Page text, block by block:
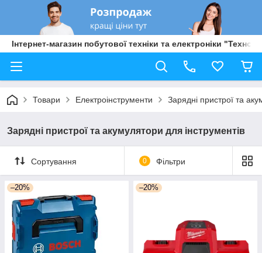
Інтернет-магазин побутової техніки та електроніки "Техно
Товари Електроінструменти Зарядні пристрої та
Зарядні пристрої та акумулятори для інструментів
Сортування 0 Фільтри
–20% –20%